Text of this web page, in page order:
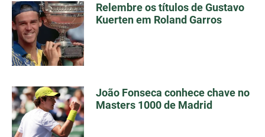
Relembre os títulos de Gustavo
Kuerten em Roland Garros
João Fonseca conhece chave no
Masters 1000 de Madrid